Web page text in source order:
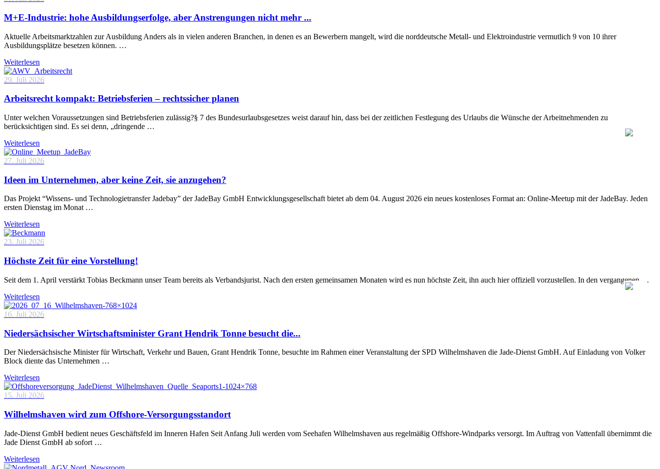
M+E-Industrie: hohe Ausbildungserfolge, aber Anstrengungen nicht mehr ...
Aktuelle Arbeitsmarktzahlen zur Ausbildung Anders als in vielen anderen Branchen, in denen es an Bewerbern mangelt, wird die norddeutsche Metall- und Elektroindustrie vermutlich 9 von 10 ihrer
Ausbildungsplätze besetzen können. …
Weiterlesen
29. Juli 2026
Arbeitsrecht kompakt: Betriebsferien – rechtssicher planen
Unter welchen Voraussetzungen sind Betriebsferien zulässig?§ 7 des Bundesurlaubsgesetzes weist darauf hin, dass bei der zeitlichen Festlegung des Urlaubs die Wünsche der Arbeitnehmenden zu
berücksichtigen sind. Es sei denn, „dringende …
Weiterlesen
27. Juli 2026
Ideen im Unternehmen, aber keine Zeit, sie anzugehen?
Das Projekt “Wissens- und Technologietransfer Jadebay” der JadeBay GmbH Entwicklungsgesellschaft bietet ab dem 04. August 2026 ein neues kostenloses Format an: Online-Meetup mit der JadeBay. Jeden
ersten Dienstag im Monat …
Weiterlesen
23. Juli 2026
Höchste Zeit für eine Vorstellung!
Seit dem 1. April verstärkt Tobias Beckmann unser Team bereits als Verbandsjurist. Nach den ersten gemeinsamen Monaten wird es nun höchste Zeit, ihn auch hier offiziell vorzustellen. In den vergangenen …
Weiterlesen
16. Juli 2026
Niedersächsischer Wirtschaftsminister Grant Hendrik Tonne besucht die...
Der Niedersächsische Minister für Wirtschaft, Verkehr und Bauen, Grant Hendrik Tonne, besuchte im Rahmen einer Veranstaltung der SPD Wilhelmshaven die Jade-Dienst GmbH. Auf Einladung von Volker
Block diente das Unternehmen …
Weiterlesen
15. Juli 2026
Wilhelmshaven wird zum Offshore-Versorgungsstandort
Jade-Dienst GmbH bedient neues Geschäftsfeld im Inneren Hafen Seit Anfang Juli werden vom Seehafen Wilhelmshaven aus regelmäßig Offshore-Windparks versorgt. Im Auftrag von Vattenfall übernimmt die
Jade Dienst GmbH ab sofort …
Weiterlesen